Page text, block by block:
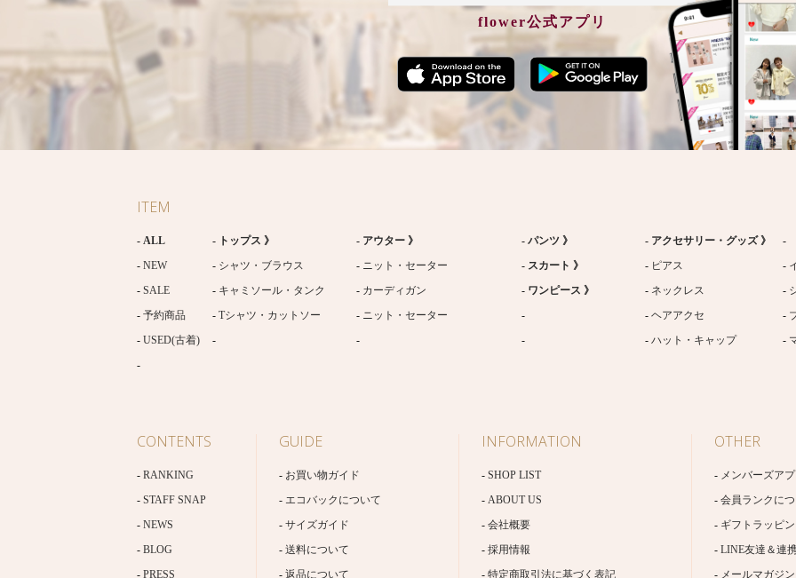
flower公式アプリ
ITEM
ALL トップス 》 アウター 》 パンツ 》
アクセサリー・グッズ 》
NEW
シャツ・ブラウス ニット・セーター スカート 》 ピアス
SALE
キャミソール・タンク カーディガン ワンピース 》 ネックレス
予約商品
Tシャツ・カットソー ニット・セーター ヘアアクセ
USED(古着)
ハット・キャップ
CONTENTS
RANKING
STAFF SNAP
NEWS
BLOG
PRESS
GUIDE
お買い物ガイド
エコバックについて
サイズガイド
送料について
返品について
INFORMATION
SHOP LIST
ABOUT US
会社概要
採用情報
特定商取引法に基づく表記
OTHER
メンバーズア
会員ランクに
ギフトラッピ
LINE友達＆連
メールマガジン